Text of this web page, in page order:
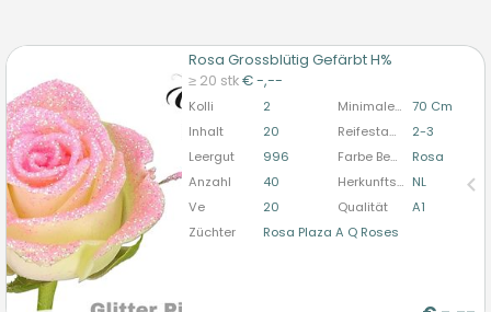
Rosa Grossblütig Gefärbt H%
≥ 20 stk€ -,--
Kolli 2 Minimale Stiellänge
70 Cm
Inhalt
20 Reifestadium
2-3
Leergut
996 Farbe Behandelt
Rosa
Anzahl
40 Herkunftsland NL
Ve
20 Qualität
A1
Züchter
Rosa Plaza A Q Roses
Rosa Grossblütig Gefärbt H%
U moet ingelogd zijn om te kunnen kopen.
Hier
bitte anmelden